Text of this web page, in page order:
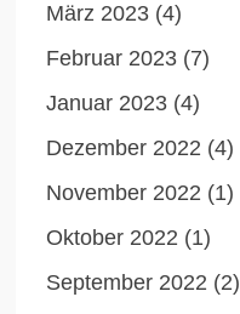
März 2023 (4)
Februar 2023 (7)
Januar 2023 (4)
Dezember 2022 (4)
November 2022 (1)
Oktober 2022 (1)
September 2022 (2)